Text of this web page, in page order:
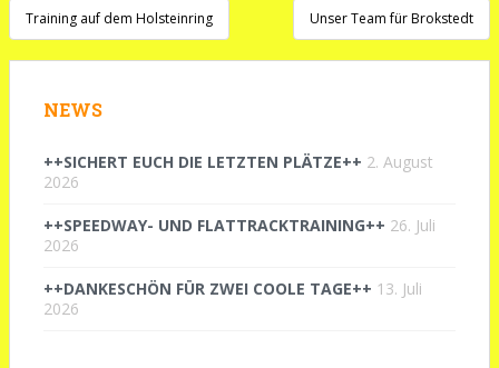
Beitragsnavigation
Training auf dem Holsteinring Unser Team für Brokstedt
NEWS
++SICHERT EUCH DIE LETZTEN PLÄTZE++ 2. August
2026
++SPEEDWAY- UND FLATTRACKTRAINING++ 26. Juli
2026
++DANKESCHÖN FÜR ZWEI COOLE TAGE++ 13. Juli
2026